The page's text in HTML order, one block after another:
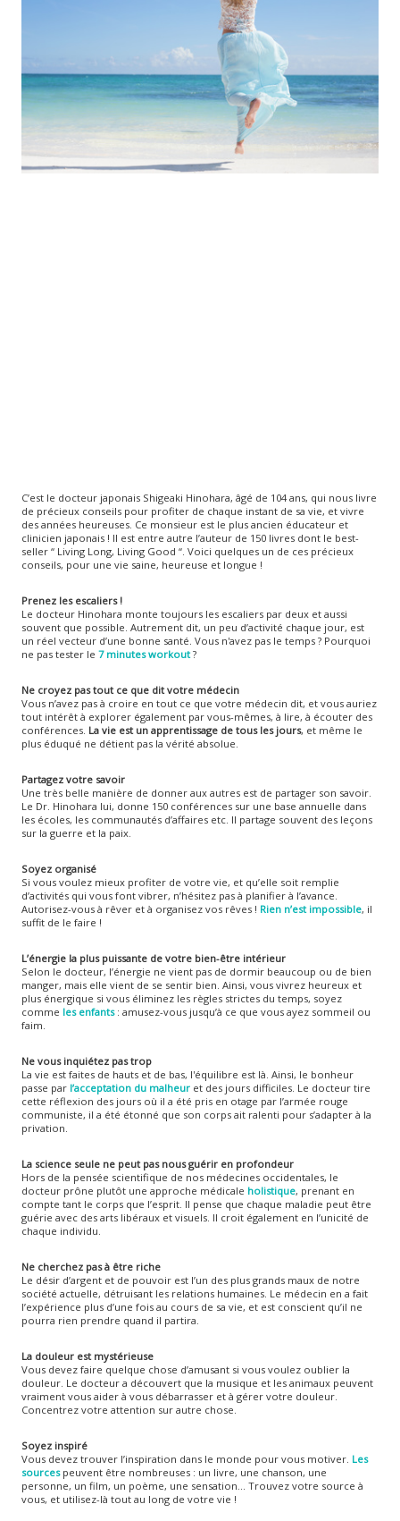
C’est le docteur japonais Shigeaki Hinohara, âgé de 104 ans, qui nous livre
de précieux conseils pour profiter de chaque instant de sa vie, et vivre
des années heureuses. Ce monsieur est le plus ancien éducateur et
clinicien japonais ! Il est entre autre l’auteur de 150 livres dont le best-
seller “ Living Long, Living Good “. Voici quelques un de ces précieux
conseils, pour une vie saine, heureuse et longue !
Prenez les escaliers !
Le docteur Hinohara monte toujours les escaliers par deux et aussi
souvent que possible. Autrement dit, un peu d’activité chaque jour, est
un réel vecteur d’une bonne santé. Vous n'avez pas le temps ? Pourquoi
ne pas tester le 7 minutes workout?
Ne croyez pas tout ce que dit votre médecin
Vous n’avez pas à croire en tout ce que votre médecin dit, et vous auriez
tout intérêt à explorer également par vous-mêmes, à lire, à écouter des
conférences. La vie est un apprentissage de tous les jours, et même le
plus éduqué ne détient pas la vérité absolue.
Partagez votre savoir
Une très belle manière de donner aux autres est de partager son savoir.
Le Dr. Hinohara lui, donne 150 conférences sur une base annuelle dans
les écoles, les communautés d’affaires etc. Il partage souvent des leçons
sur la guerre et la paix.
Soyez organisé
Si vous voulez mieux profiter de votre vie, et qu’elle soit remplie
d’activités qui vous font vibrer, n’hésitez pas à planifier à l’avance.
Autorisez-vous à rêver et à organisez vos rêves ! Rien n’est impossible, il
suffit de le faire !
L’énergie la plus puissante de votre bien-être intérieur
Selon le docteur, l’énergie ne vient pas de dormir beaucoup ou de bien
manger, mais elle vient de se sentir bien. Ainsi, vous vivrez heureux et
plus énergique si vous éliminez les règles strictes du temps, soyez
comme les enfants: amusez-vous jusqu’à ce que vous ayez sommeil ou
faim.
Ne vous inquiétez pas trop
La vie est faites de hauts et de bas, l'équilibre est là. Ainsi, le bonheur
passe par l’acceptation du malheuret des jours difficiles. Le docteur tire
cette réflexion des jours où il a été pris en otage par l’armée rouge
communiste, il a été étonné que son corps ait ralenti pour s’adapter à la
privation.
La science seule ne peut pas nous guérir en profondeur
Hors de la pensée scientifique de nos médecines occidentales, le
docteur prône plutôt une approche médicale holistique, prenant en
compte tant le corps que l’esprit. Il pense que chaque maladie peut être
guérie avec des arts libéraux et visuels. Il croit également en l’unicité de
chaque individu.
Ne cherchez pas à être riche
Le désir d’argent et de pouvoir est l’un des plus grands maux de notre
société actuelle, détruisant les relations humaines. Le médecin en a fait
l’expérience plus d’une fois au cours de sa vie, et est conscient qu’il ne
pourra rien prendre quand il partira.
La douleur est mystérieuse
Vous devez faire quelque chose d’amusant si vous voulez oublier la
douleur. Le docteur a découvert que la musique et les animaux peuvent
vraiment vous aider à vous débarrasser et à gérer votre douleur.
Concentrez votre attention sur autre chose.
Soyez inspiré
Vous devez trouver l’inspiration dans le monde pour vous motiver. Les
sourcespeuvent être nombreuses : un livre, une chanson, une
personne, un film, un poème, une sensation… Trouvez votre source à
vous, et utilisez-là tout au long de votre vie !